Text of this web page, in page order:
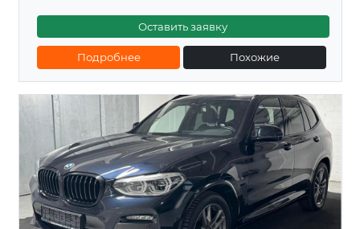
Оставить заявку
Подробнее Похожие